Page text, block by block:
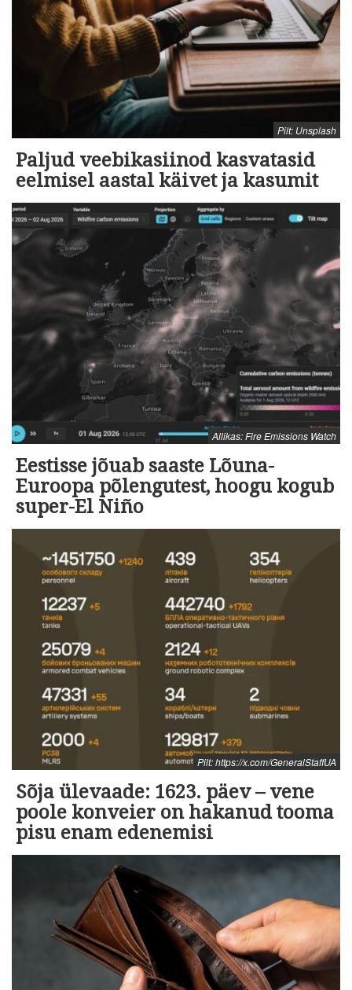
Pilt: Unsplash
Paljud veebikasiinod kasvatasid
eelmisel aastal käivet ja kasumit
Allikas: Fire Emissions Watch
Eestisse jõuab saaste Lõuna-
Euroopa põlengutest, hoogu kogub
super-El Niño
Pilt: https://x.com/GeneralStaffUA
Sõja ülevaade: 1623. päev – vene
poole konveier on hakanud tooma
pisu enam edenemisi